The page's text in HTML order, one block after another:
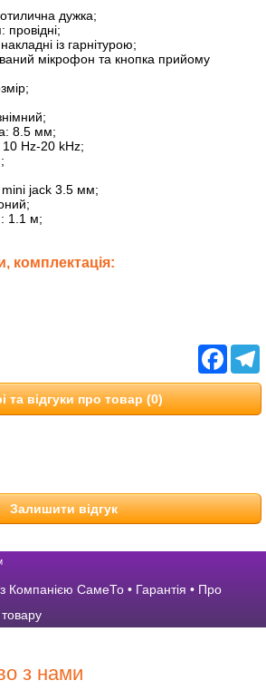
дужка;
провідні;
із гарнітурою;
мікрофон та кнопка прийому
8.5 мм;
10 Hz-20 kHz;
mini jack 3.5 мм;
1.1 м;
комплектація:
та відгуки про товар (0)
Залишити відгук
Компанією СамеТо • Гарантія • Про
з нами